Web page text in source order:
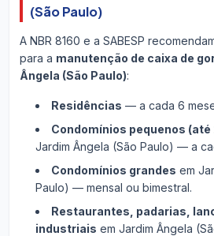
(São Paulo)
A NBR 8160 e a SABESP
para a manutenção de caixa de
Ângela (São Paulo):
Residências — a cada 6
Condomínios pequenos (até
Jardim Ângela (São Paulo) — a
Condomínios grandes em
Paulo) — mensal ou bimestral.
Restaurantes, padarias,
industriais em Jardim Ângela